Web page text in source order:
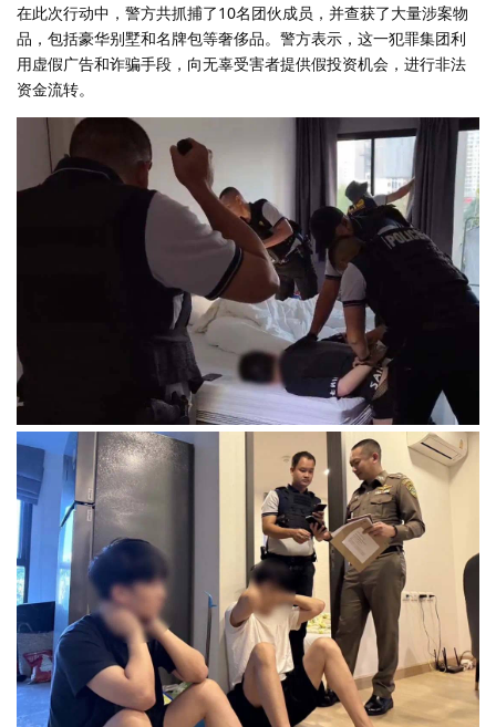
在此次行动中，警方共抓捕了10名团伙成员，并查获了大量涉案物
品，包括豪华别墅和名牌包等奢侈品。警方表示，这一犯罪集团利
用虚假广告和诈骗手段，向无辜受害者提供假投资机会，进行非法
资金流转。